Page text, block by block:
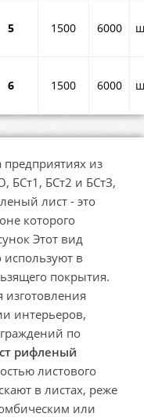
5 1500 6000
6 1500 6000
из
БСт1, БСт2 и БСтЗ,
лист - это
которого
Этот вид
используют в
покрытия.
изготовления
интерьеров,
по
рифленый
листового
в листах, реже
или